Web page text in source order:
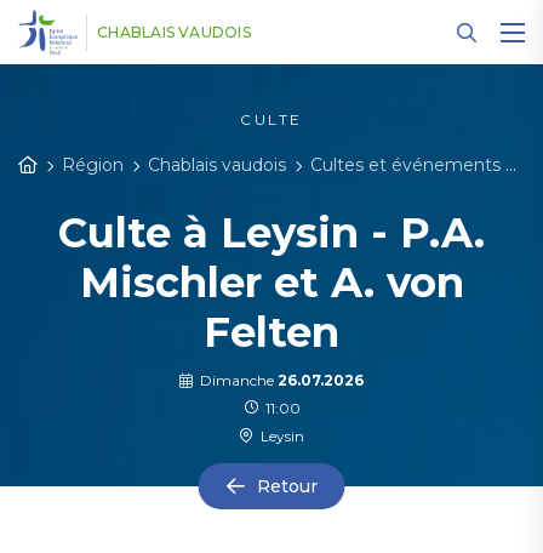
CHABLAIS VAUDOIS
CULTE
Région Chablais vaudois Cultes et événements
Culte à Leysin - P.A.
Mischler et A. von
Felten
Dimanche 26.07.2026
11:00
Leysin
Retour
Panneau de gestion des cookies